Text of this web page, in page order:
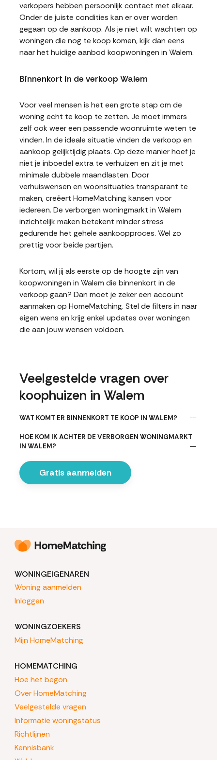
verkopers hebben persoonlijk contact met elkaar.
Onder de juiste condities kan er over worden
gegaan op de aankoop. Als je niet wilt wachten op
woningen die nog te koop komen, kijk dan eens
naar het huidige aanbod koopwoningen in Walem.
Binnenkort in de verkoop Walem
Voor veel mensen is het een grote stap om de
woning echt te koop te zetten. Je moet immers
zelf ook weer een passende woonruimte weten te
vinden. In de ideale situatie vinden de verkoop en
aankoop gelijktijdig plaats. Op deze manier hoef je
niet je inboedel extra te verhuizen en zit je met
minimale dubbele maandlasten. Door
verhuiswensen en woonsituaties transparant te
maken, creëert HomeMatching kansen voor
iedereen. De verborgen woningmarkt in Walem
inzichtelijk maken betekent minder stress
gedurende het gehele aankoopproces. Wel zo
prettig voor beide partijen.
Kortom, wil jij als eerste op de hoogte zijn van
koopwoningen in Walem die binnenkort in de
verkoop gaan? Dan moet je zeker een account
aanmaken op HomeMatching. Stel de filters in naar
eigen wens en krijg enkel updates over woningen
die aan jouw wensen voldoen.
Veelgestelde vragen over
koophuizen in Walem
WAT KOMT ER BINNENKORT TE KOOP IN WALEM?
HOE KOM IK ACHTER DE VERBORGEN WONINGMARKT
IN WALEM?
Gratis aanmelden
WONINGEIGENAREN
Woning aanmelden
Inloggen
WONINGZOEKERS
Mijn HomeMatching
HOMEMATCHING
Hoe het begon
Over HomeMatching
Veelgestelde vragen
Informatie woningstatus
Richtlijnen
Kennisbank